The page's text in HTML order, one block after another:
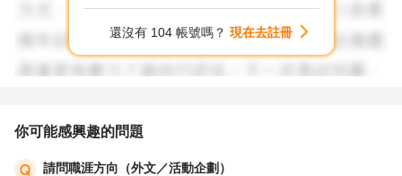
引導您這樣去思考，就不會把自己局限在 "小編" 這個職
以上意見提供參考。
還沒有 104 帳號嗎？ 現在去註冊
你可能感興趣的問題
請問職涯方向（外文／活動企劃）